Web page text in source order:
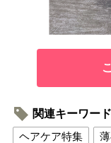
関連キーワード
ヘアケア特集